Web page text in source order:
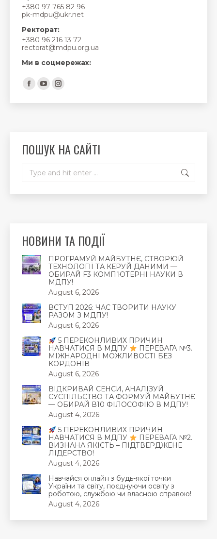
+380 97 765 82 96
pk-mdpu@ukr.net
Ректорат:
+380 96 216 13 72
rectorat@mdpu.org.ua
Ми в соцмережах:
Find us on:
Facebook
page
window
YouTube
page
window
Instagram
page
window
ПОШУК НА САЙТІ
НОВИНИ ТА ПОДІЇ
ПРОГРАМУЙ МАЙБУТНЄ, СТВОРЮЙ
ТЕХНОЛОГІЇ ТА КЕРУЙ ДАНИМИ —
ОБИРАЙ F3 КОМП’ЮТЕРНІ НАУКИ В
МДПУ!
August 6, 2026
ВСТУП 2026: ЧАС ТВОРИТИ НАУКУ
РАЗОМ З МДПУ!
August 6, 2026
5 ПЕРЕКОНЛИВИХ ПРИЧИН
НАВЧАТИСЯ В МДПУ
ПЕРЕВАГА №3.
МІЖНАРОДНІ МОЖЛИВОСТІ БЕЗ
КОРДОНІВ
August 6, 2026
ВІДКРИВАЙ СЕНСИ, АНАЛІЗУЙ
СУСПІЛЬСТВО ТА ФОРМУЙ МАЙБУТНЄ
— ОБИРАЙ В10 ФІЛОСОФІЮ В МДПУ!
August 4, 2026
5 ПЕРЕКОНЛИВИХ ПРИЧИН
НАВЧАТИСЯ В МДПУ
ПЕРЕВАГА №2.
ВИЗНАНА ЯКІСТЬ – ПІДТВЕРДЖЕНЕ
ЛІДЕРСТВО!
August 4, 2026
Навчайся онлайн з будь-якої точки
України та світу, поєднуючи освіту з
роботою, службою чи власною справою!
August 4, 2026